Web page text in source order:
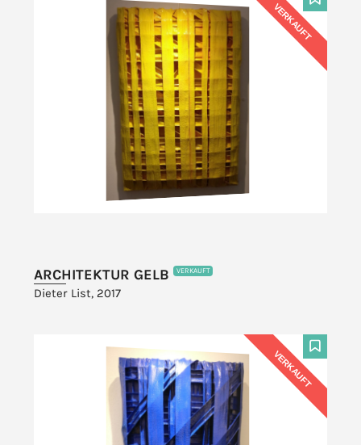
F
VERKAUFT
ARCHITEKTUR GELB VERKAUFT
Dieter List, 2017
F
VERKAUFT